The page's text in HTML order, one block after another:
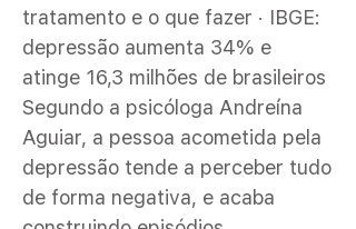
tratamento e o que fazer · IBGE:
depressão aumenta 34% e
atinge 16,3 milhões de brasileiros
Segundo a psicóloga Andreína
Aguiar, a pessoa acometida pela
depressão tende a perceber tudo
de forma negativa, e acaba